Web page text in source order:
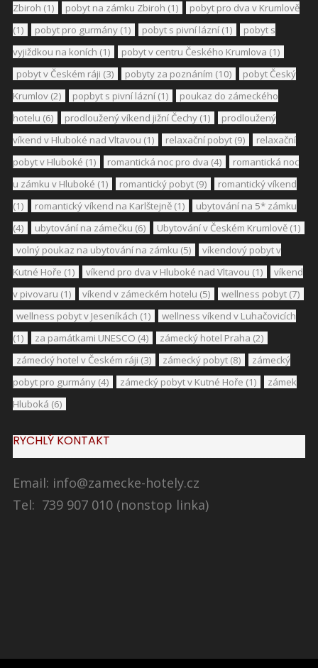
Zbiroh (1) pobyt na zámku Zbiroh (1)
pobyt pro dva v Krumlově
(1)
pobyt pro gurmány (1) pobyt s pivní lázní (1)
pobyt s
vyjiždkou na koních (1) pobyt v centru Českého Krumlova (1)
pobyt v Českém ráji (3) pobyty za poznáním (10)
pobyt Český
Krumlov (2) popbyt s pivní lázní (1)
poukaz do zámeckého
hotelu (6) prodloužený víkend jižní Čechy (1)
prodloužený
víkend v Hluboké nad Vltavou (1) relaxační pobyt (9)
relaxační
pobyt v Hluboké (1) romantická noc pro dva (4)
romantická noc
u zámku v Hluboké (1) romantický pobyt (9)
romantický víkend
(1)
romantický víkend na Karlštejně (1)
ubytování na 5* zámku
(4)
ubytování na zámečku (6) Ubytování v Českém Krumlově (1)
volný poukaz na ubytování na zámku (5)
víkendový pobyt v
Kutné Hoře (1) víkend pro dva v Hluboké nad Vltavou (1)
víkend
v pivovaru (1) víkend v zámeckém hotelu (5) wellness pobyt (7)
wellness pobyt v Jeseníkách (1)
wellness víkend v Luhačovicích
(1)
za památkami UNESCO (4) zámecký hotel Praha (2)
zámecký hotel v Českém ráji (3) zámecký pobyt (8)
zámecký
pobyt pro gurmány (4) zámecký pobyt v Kutné Hoře (1)
zámek
Hluboká (6)
RYCHLÝ KONTAKT
Email: info@zamecke-hotely.cz
Tel: 739 907 010 (nonstop linka)